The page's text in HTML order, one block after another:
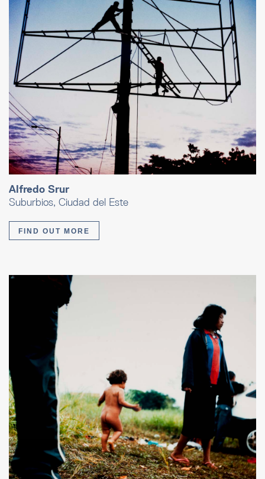
Alfredo Srur
Suburbios, Ciudad del Este
FIND OUT MORE